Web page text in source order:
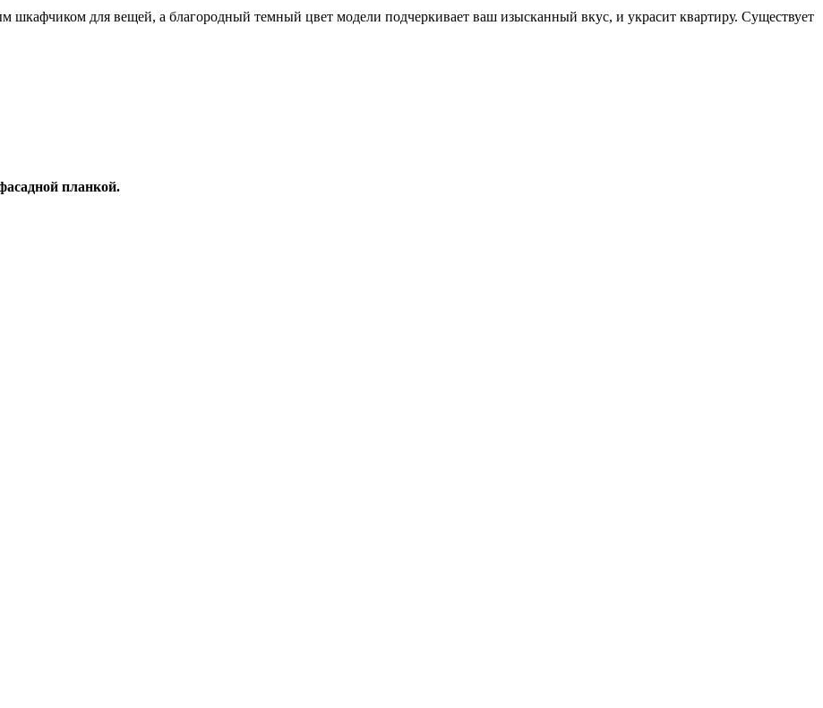
для вещей, а благородный темный цвет модели подчеркивает ваш изысканный вкус, и украсит квартиру. Существует
планкой.